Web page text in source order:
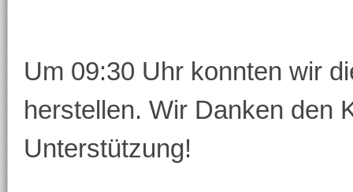
Um 09:30 Uhr konnten wir
herstellen. Wir Danken den
Unterstützung!